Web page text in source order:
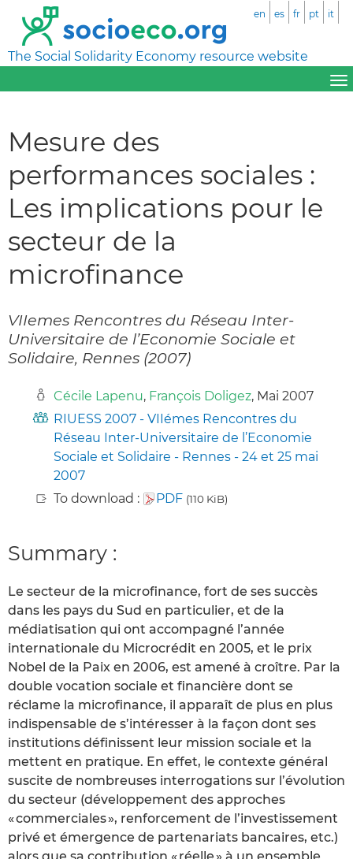
The Social Solidarity Economy resource website
en es fr pt it
Mesure des
performances sociales :
Les implications pour le
secteur de la
microfinance
VIIemes Rencontres du Réseau Inter-
Universitaire de l’Economie Sociale et
Solidaire, Rennes (2007)
Cécile Lapenu, François Doligez, Mai 2007
RIUESS 2007 - VIIémes Rencontres du
Réseau Inter-Universitaire de l’Economie
Sociale et Solidaire - Rennes - 24 et 25 mai
2007
To download :
PDF (110 KiB)
Summary :
Le secteur de la microfinance, fort de ses succès
dans les pays du Sud en particulier, et de la
médiatisation qui ont accompagné l’année
internationale du Microcrédit en 2005, et le prix
Nobel de la Paix en 2006, est amené à croître. Par la
double vocation sociale et financière dont se
réclame la microfinance, il apparaît de plus en plus
indispensable de s’intéresser à la façon dont ses
institutions définissent leur mission sociale et la
mettent en pratique. En effet, le contexte général
suscite de nombreuses interrogations sur l’évolution
du secteur (développement des approches
« commerciales », renforcement de l’investissement
privé et émergence de partenariats bancaires, etc.)